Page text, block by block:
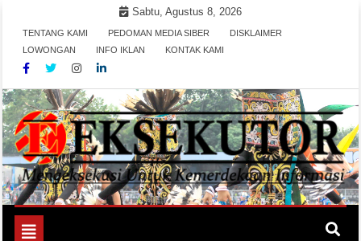
content
Sabtu, Agustus 8, 2026
TENTANG KAMI PEDOMAN MEDIA SIBER
DISKLAIMER
LOWONGAN
INFO IKLAN KONTAK KAMI
EKSEKUTOR
Mengeksekusi Berita Untuk Kemerdekaan dan Keadilan
Toggle